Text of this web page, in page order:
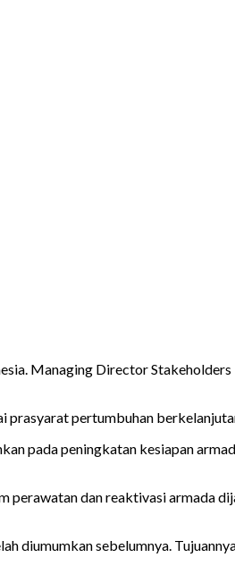
Managing Director
pertumbuhan
pada peningkatan kesiapan
perawatan dan reaktivasi armada
diumumkan sebelumnya.